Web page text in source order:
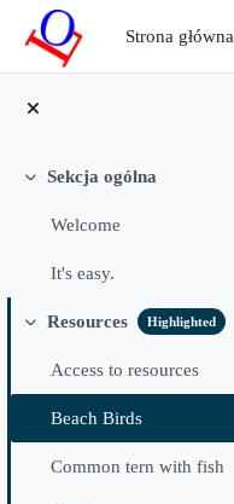
Przejdź do głównej zawartości
Strona główna
Minimalizuj
Sekcja ogólna
Welcome
It's easy.
Minimalizuj
Resources Highlighted
Access to resources
Beach Birds
Common tern with fish